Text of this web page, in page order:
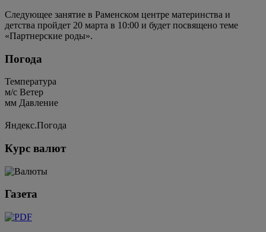
Следующее занятие в Раменском центре материнства и
детства пройдет 20 марта в 10:00 и будет посвящено теме
«Партнерские роды».
Погода
Температура
м/c Ветер
мм Давление
Яндекс.Погода
Курс валют
Газета